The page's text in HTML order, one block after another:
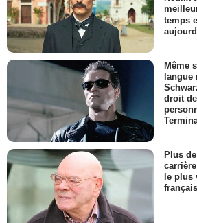
temps
Même
langue
droit
Plus
le plus